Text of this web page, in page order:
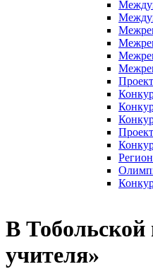
В Тобольской
учителя»